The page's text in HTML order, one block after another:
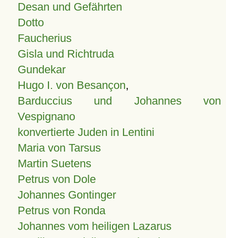
Desan und Gefährten
Dotto
Faucherius
Gisla und Richtruda
Gundekar
Hugo I. von Besançon,
Barduccius und Johannes von
Vespignano
konvertierte Juden in Lentini
Maria von Tarsus
Martin Suetens
Petrus von Dole
Johannes Gontinger
Petrus von Ronda
Johannes vom heiligen Lazarus